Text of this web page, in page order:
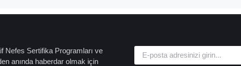
Nefes Sertifika Programları ve
anında haberdar olmak için